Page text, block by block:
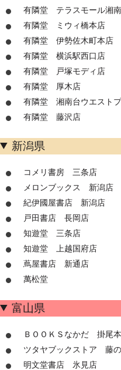
有隣堂 テラスモール湘
有隣堂 ミウィ橋本店
有隣堂 伊勢佐木町本店
有隣堂 横浜駅西口店
有隣堂 戸塚モディ店
有隣堂 厚木店
有隣堂 湘南台ウエスト
有隣堂 藤沢店
新潟県
コメリ書房 三条店
メロンブックス 新潟店
紀伊國屋書店 新潟店
戸田書店 長岡店
知遊堂 三条店
知遊堂 上越国府店
蔦屋書店 新通店
萬松堂
富山県
ＢＯＯＫＳなかだ 掛尾
ツタヤブックストア 藤
明文堂書店 氷見店